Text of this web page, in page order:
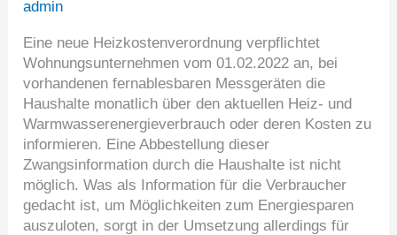
admin
Eine neue Heizkostenverordnung verpflichtet
Wohnungsunternehmen vom 01.02.2022 an, bei
vorhandenen fernablesbaren Messgeräten die
Haushalte monatlich über den aktuellen Heiz- und
Warmwasserenergieverbrauch oder deren Kosten zu
informieren. Eine Abbestellung dieser
Zwangsinformation durch die Haushalte ist nicht
möglich. Was als Information für die Verbraucher
gedacht ist, um Möglichkeiten zum Energiesparen
auszuloten, sorgt in der Umsetzung allerdings für